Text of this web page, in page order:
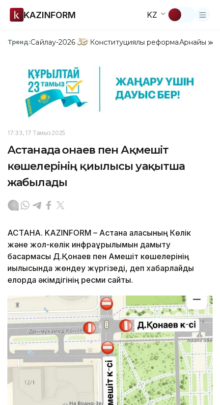
KAZINFORM KZ
Тренд:Сайлау-2026 Конституциялық реформаАрнайы
17:33, 17 Тамыз 2025
Астанада Қонаев пен Ақмешіт
көшелерінің қиылысы уақытша
жабылады
АСТАНА. KAZINFORM – Астана қаласының Көлік
және жол-көлік инфрақұрылымын дамыту
басқармасы Д.Қонаев пен Ақмешіт көшелерінің
қиылысында жөндеу жүргізеді, деп хабарлайды
елорда әкімдігінің ресми сайты.